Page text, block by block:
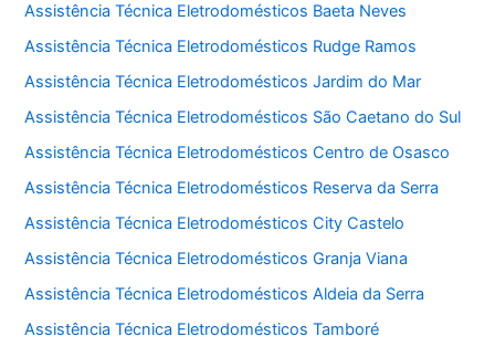
Assistência Técnica Eletrodomésticos Baeta Neves
Assistência Técnica Eletrodomésticos Rudge Ramos
Assistência Técnica Eletrodomésticos Jardim do Mar
Assistência Técnica Eletrodomésticos São Caetano do Sul
Assistência Técnica Eletrodomésticos Centro de Osasco
Assistência Técnica Eletrodomésticos Reserva da Serra
Assistência Técnica Eletrodomésticos City Castelo
Assistência Técnica Eletrodomésticos Granja Viana
Assistência Técnica Eletrodomésticos Aldeia da Serra
Assistência Técnica Eletrodomésticos Tamboré